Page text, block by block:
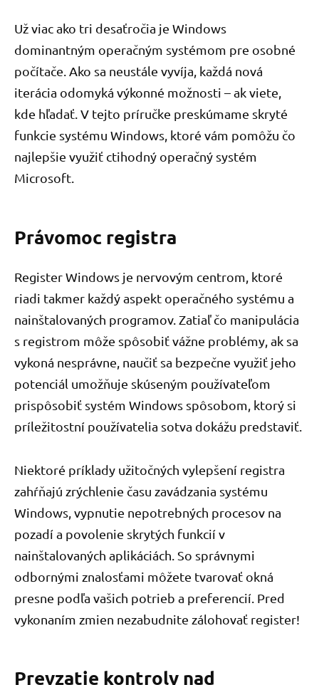
Už viac ako tri desaťročia je Windows
dominantným operačným systémom pre osobné
počítače. Ako sa neustále vyvíja, každá nová
iterácia odomyká výkonné možnosti – ak viete,
kde hľadať. V tejto príručke preskúmame skryté
funkcie systému Windows, ktoré vám pomôžu čo
najlepšie využiť ctihodný operačný systém
Microsoft.
Právomoc registra
Register Windows je nervovým centrom, ktoré
riadi takmer každý aspekt operačného systému a
nainštalovaných programov. Zatiaľ čo manipulácia
s registrom môže spôsobiť vážne problémy, ak sa
vykoná nesprávne, naučiť sa bezpečne využiť jeho
potenciál umožňuje skúseným používateľom
prispôsobiť systém Windows spôsobom, ktorý si
príležitostní používatelia sotva dokážu predstaviť.
Niektoré príklady užitočných vylepšení registra
zahŕňajú zrýchlenie času zavádzania systému
Windows, vypnutie nepotrebných procesov na
pozadí a povolenie skrytých funkcií v
nainštalovaných aplikáciách. So správnymi
odbornými znalosťami môžete tvarovať okná
presne podľa vašich potrieb a preferencií. Pred
vykonaním zmien nezabudnite zálohovať register!
Prevzatie kontroly nad